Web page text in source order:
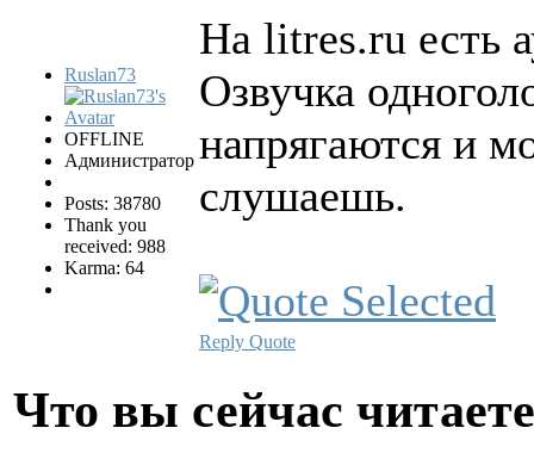
Ruslan73
OFFLINE
Администратор
Posts: 38780
Thank you
received: 988
Karma: 64
На litres.ru есть
Озвучка
напрягаются и
слушаешь.
Reply Quote
Что вы сейчас